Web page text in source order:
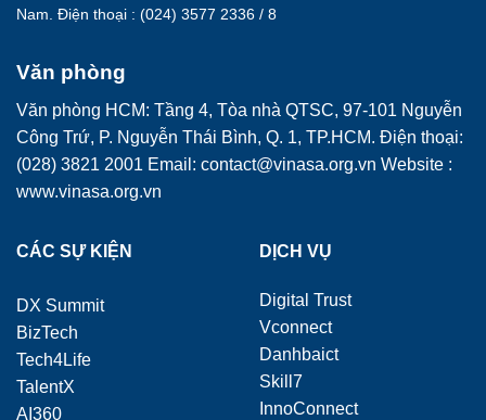
Nam. Điện thoại : (024) 3577 2336 / 8
Văn phòng
Văn phòng HCM: Tầng 4, Tòa nhà QTSC, 97-101 Nguyễn
Công Trứ, P. Nguyễn Thái Bình, Q. 1, TP.HCM. Điện thoại:
(028) 3821 2001 Email: contact@vinasa.org.vn Website :
www.vinasa.org.vn
CÁC SỰ KIỆN
DX Summit
BizTech
Tech4Life
TalentX
AI360
DỊCH VỤ
Digital Trust
Vconnect
Danhbaict
Skill7
InnoConnect